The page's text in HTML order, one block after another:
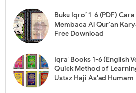
Buku Iqro’ 1-6 (PDF)
Membaca Al Qur’an
Free Download
Iqra' Books 1-6 (English
Quick Method of
Ustaz Haji As'ad